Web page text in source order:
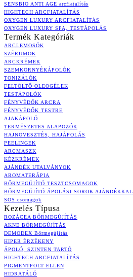
SENSBIO ANTI AGE arcfiatalítás
HIGHTECH ARCFIATALÍTÁS
OXYGEN LUXURY ARCFIATALÍTÁS
OXYGEN LUXURY SPA, TESTÁPOLÁS
Termék Kategóriák
ARCLEMOSÓK
SZÉRUMOK
ARCKRÉMEK
SZEMKÖRNYÉKÁPOLÓK
TONIZÁLÓK
FELTÖLTŐ OLEOGÉLEK
TESTÁPOLÓK
FÉNYVÉDŐK ARCRA
FÉNYVÉDŐK TESTRE
AJAKÁPOLÓ
TERMÉSZETES ALAPOZÓK
HAJNÖVESZTÉS, HAJÁPOLÁS
PEELINGEK
ARCMASZK
KÉZKRÉMEK
AJÁNDÉK UTALVÁNYOK
AROMATERÁPIA
BŐRMEGÚJÍTÓ TESZTCSOMAGOK
BŐRMEGÚJÍTÓ ÁPOLÁSI SOROK AJÁNDÉKKAL
SOS csomagok
Kezelés Típusa
ROZÁCEA BŐRMEGÚJÍTÁS
AKNE BŐRMEGÚJÍTÁS
DEMODEX Bőrmegújítás
HIPER ÉRZÉKENY
ÁPOLÓ, SZINTEN TARTÓ
HIGHTECH ARCFIATALÍTÁS
PIGMENTFOLT ELLEN
HIDRATÁLÓ